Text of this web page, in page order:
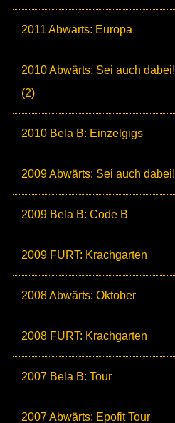
2011 Abwärts: Europa
2010 Abwärts: Sei auch dabei!
(2)
2010 Bela B: Einzelgigs
2009 Abwärts: Sei auch dabei!
2009 Bela B: Code B
2009 FURT: Krachgarten
2008 Abwärts: Oktober
2008 FURT: Krachgarten
2007 Bela B: Tour
2007 Abwärts: Epofit Tour